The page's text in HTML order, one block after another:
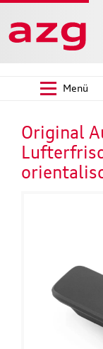
Menü
Original